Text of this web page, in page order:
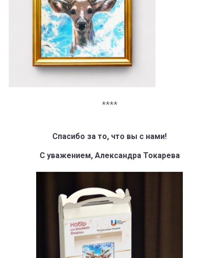
****
Спасибо за то, что вы с нами!
С уважением, Александра Токарева